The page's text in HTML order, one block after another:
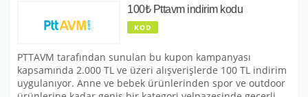
100₺ Pttavm indirim kodu
KOD
PTTAVM tarafından sunulan bu kupon kampanyası
kapsamında 2.000 TL ve üzeri alışverişlerde 100 TL indirim
uygulanıyor. Anne ve bebek ürünlerinden spor ve outdoor